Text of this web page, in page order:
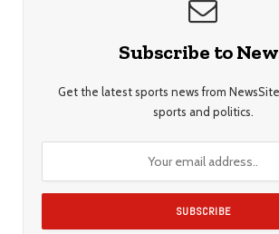
Subscribe to
Get the latest sports news from
sports and politics.